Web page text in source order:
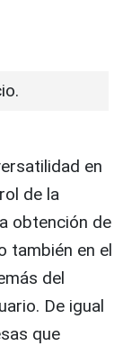
en
de la
obtención de
también en el
del
De igual
que